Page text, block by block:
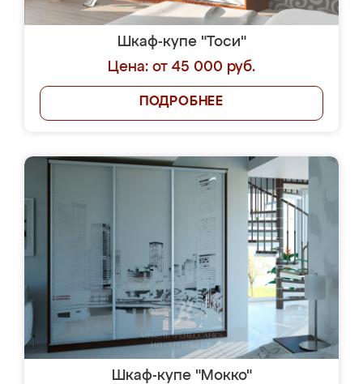
Шкаф-купе "Тоси"
Цена: от 45 000 руб.
ПОДРОБНЕЕ
Шкаф-купе "Мокко"